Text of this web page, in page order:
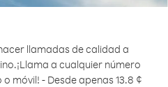
llamadas de calidad a
¡Llama a cualquier número
móvil! - Desde apenas 13.8 ¢